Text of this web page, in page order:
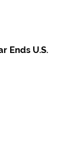
Ends U.S.